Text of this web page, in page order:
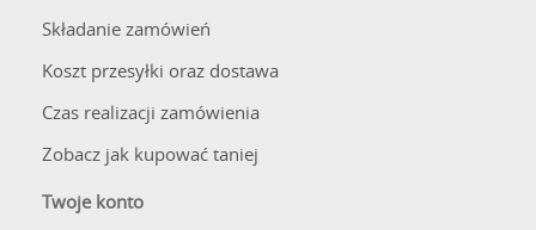
Składanie zamówień
Koszt przesyłki oraz dostawa
Czas realizacji zamówienia
Zobacz jak kupować taniej
Twoje konto